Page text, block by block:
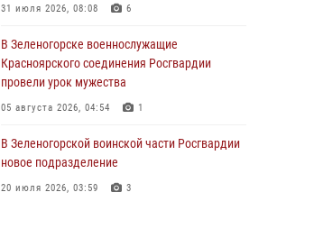
задержали подозреваемого в серии краж из
супермаркета
04 августа 2026, 06:50
Росгвардии познакомили отдыхающих детей
03 августа 2026, 13:12
31 июля 2026, 08:08 6
В Зеленогорске военнослужащие
Красноярского соединения Росгвардии
провели урок мужества
05 августа 2026, 04:54 1
В Зеленогорской воинской части Росгвардии
новое подразделение
20 июля 2026, 03:59 3